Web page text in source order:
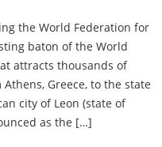
the World Federation for
baton of the World
attracts thousands of
Greece, to the state
city of Leon (state of
as the […]